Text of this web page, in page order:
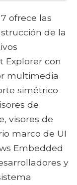
ofrece las
de la
Explorer con
multimedia
simétrico
de
visores de
marco de UI
Embedded
y